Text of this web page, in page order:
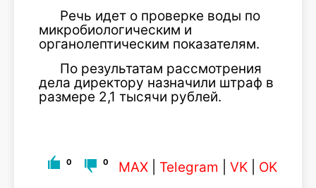
Речь идет о проверке воды по
микробиологическим и
органолептическим показателям.
По результатам рассмотрения
дела директору назначили штраф в
размере 2,1 тысячи рублей.
0 0 MAX Telegram VK OK